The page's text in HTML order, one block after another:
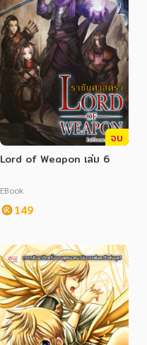
จบ
Lord of Weapon เล่ม 6
EBook
149